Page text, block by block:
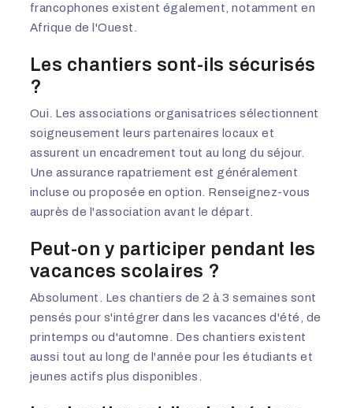
francophones existent également, notamment en
Afrique de l'Ouest.
Les chantiers sont-ils sécurisés
?
Oui. Les associations organisatrices sélectionnent
soigneusement leurs partenaires locaux et
assurent un encadrement tout au long du séjour.
Une assurance rapatriement est généralement
incluse ou proposée en option. Renseignez-vous
auprès de l'association avant le départ.
Peut-on y participer pendant les
vacances scolaires ?
Absolument. Les chantiers de 2 à 3 semaines sont
pensés pour s'intégrer dans les vacances d'été, de
printemps ou d'automne. Des chantiers existent
aussi tout au long de l'année pour les étudiants et
jeunes actifs plus disponibles.